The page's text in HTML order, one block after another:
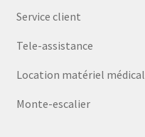
Service client
Tele-assistance
Location matériel médical
Monte-escalier